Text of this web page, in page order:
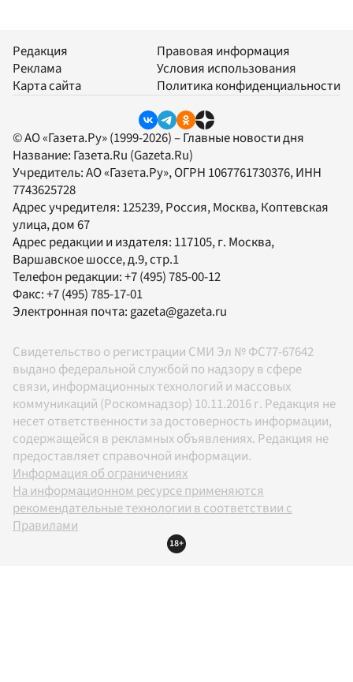
Редакция
Реклама
Карта сайта
Правовая информация
Условия использования
Политика конфиденциальности
© АО «Газета.Ру» (1999-2026) – Главные новости дня
Название: Газета.Ru (Gazeta.Ru)
Учредитель:АО «Газета.Ру», ОГРН 1067761730376, ИНН
7743625728
Адрес учредителя: 125239, Россия, Москва, Коптевская
улица, дом 67
Адрес редакции и издателя: 117105, г. Москва,
Варшавское шоссе, д.9, стр.1
Телефон редакции:+7 (495) 785-00-12
Факс:+7 (495) 785-17-01
Электронная почта:gazeta@gazeta.ru
Свидетельство о регистрации СМИ Эл № ФС77-67642
выдано федеральной службой по надзору в сфере
связи, информационных технологий и массовых
коммуникаций (Роскомнадзор) 10.11.2016 г. Редакция не
несет ответственности за достоверность информации,
содержащейся в рекламных объявлениях. Редакция не
предоставляет справочной информации.
Информация об ограничениях
На информационном ресурсе применяются
рекомендательные технологии в соответствии с
Правилами
18+